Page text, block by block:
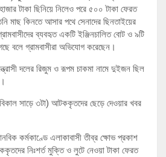
টাকা ছিনিয়ে নিলেও পরে ৫০০ টাকা ফেরত
মাছ কিনতে আসার পথে সেনাদের ছিনতাইয়ের
ব্যবহৃত একটি ইঞ্জিনচালিত বোট ও ৯টি
বলে গ্রামবাসীরা অভিযোগ করেছেন।
দলের রিজুম ও রূপম চাকমা নামে দুইজন ছিল
সাড়ে ৩টা) আটককৃতদের ছেড়ে দেওয়ার খবর
কর্মকাণ্ডে এলাকাবাসী তীব্র ক্ষোভ প্রকাশ
নিঃশর্ত মুক্তি ও লুটে নেওয়া টাকা ফেরত